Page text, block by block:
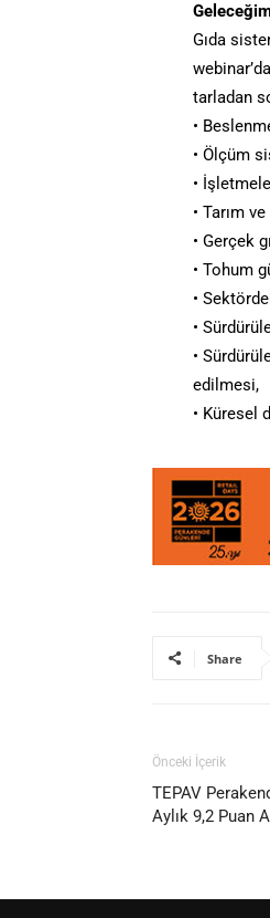
Gıda
tarladan
•
• Ölçüm
•
• Tarım
• Gerçek
• Tohum
•
•
•
edilmesi,
• Küresel
Share
Önceki İçerik
TEPAV
Aylık 9,2 Puan